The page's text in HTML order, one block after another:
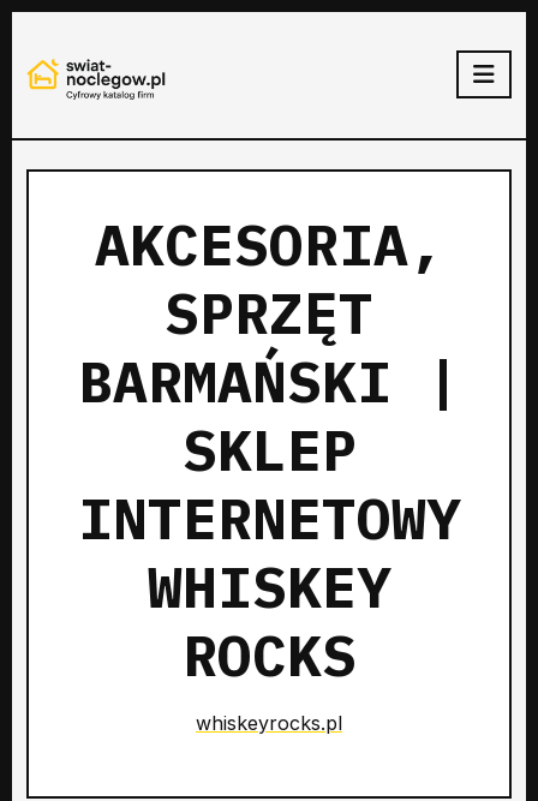
AKCESORIA,
SPRZĘT
BARMAŃSKI |
SKLEP
INTERNETOWY
WHISKEY
ROCKS
whiskeyrocks.pl